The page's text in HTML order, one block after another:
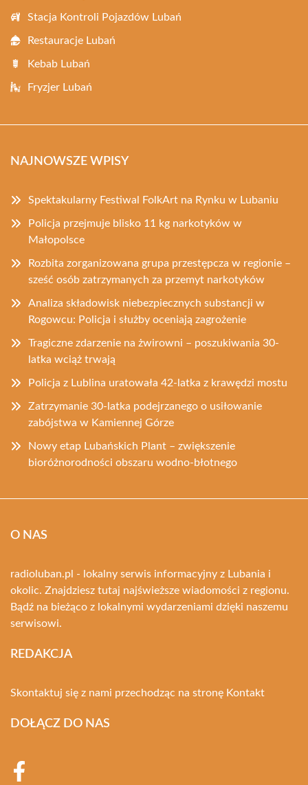
Stacja Kontroli Pojazdów Lubań
Restauracje Lubań
Kebab Lubań
Fryzjer Lubań
NAJNOWSZE WPISY
Spektakularny Festiwal FolkArt na Rynku w Lubaniu
Policja przejmuje blisko 11 kg narkotyków w
Małopolsce
Rozbita zorganizowana grupa przestępcza w regionie –
sześć osób zatrzymanych za przemyt narkotyków
Analiza składowisk niebezpiecznych substancji w
Rogowcu: Policja i służby oceniają zagrożenie
Tragiczne zdarzenie na żwirowni – poszukiwania 30-
latka wciąż trwają
Policja z Lublina uratowała 42-latka z krawędzi mostu
Zatrzymanie 30-latka podejrzanego o usiłowanie
zabójstwa w Kamiennej Górze
Nowy etap Lubańskich Plant – zwiększenie
bioróżnorodności obszaru wodno-błotnego
O NAS
radioluban.pl - lokalny serwis informacyjny z Lubania i
okolic. Znajdziesz tutaj najświeższe wiadomości z regionu.
Bądź na bieżąco z lokalnymi wydarzeniami dzięki naszemu
serwisowi.
REDAKCJA
Skontaktuj się z nami przechodząc na stronę Kontakt
DOŁĄCZ DO NAS